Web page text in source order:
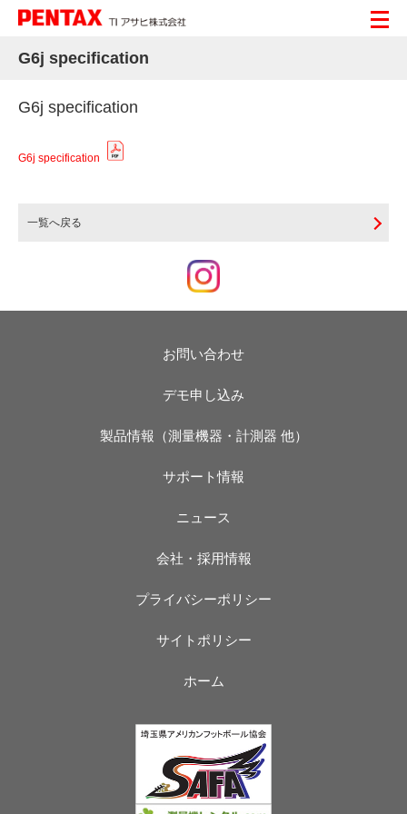
G6j specification
G6j specification
G6j specification
一覧へ戻る
お問い合わせ
デモ申し込み
製品情報（測量機器・計測器 他）
サポート情報
ニュース
会社・採用情報
プライバシーポリシー
サイトポリシー
ホーム